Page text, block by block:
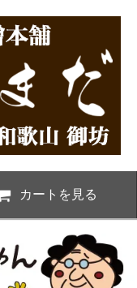
カートを見る